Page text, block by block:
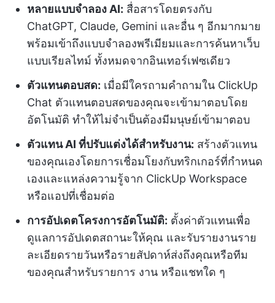
หลายแบบจำลอง AI: สื่อสารโดยตรงกับ
ChatGPT, Claude, Gemini และอื่น ๆ อีกมากมาย
พร้อมเข้าถึงแบบจำลองพรีเมียมและการค้นหาเว็บ
แบบเรียลไทม์ ทั้งหมดจากอินเทอร์เฟซเดียว
ตัวแทนตอบสด: เมื่อมีใครถามคำถามใน ClickUp
Chat ตัวแทนตอบสดของคุณจะเข้ามาตอบโดย
อัตโนมัติ ทำให้ไม่จำเป็นต้องมีมนุษย์เข้ามาตอบ
ตัวแทน AI ที่ปรับแต่งได้สำหรับงาน: สร้างตัวแทน
ของคุณเองโดยการเชื่อมโยงกับทริกเกอร์ที่กำหนด
เองและแหล่งความรู้จาก ClickUp Workspace
หรือแอปที่เชื่อมต่อ
การอัปเดตโครงการอัตโนมัติ: ตั้งค่าตัวแทนเพื่อ
ดูแลการอัปเดตสถานะให้คุณ และรับรายงานราย
ละเอียดรายวันหรือรายสัปดาห์ส่งถึงคุณหรือทีม
ของคุณสำหรับรายการ งาน หรือแชทใด ๆ